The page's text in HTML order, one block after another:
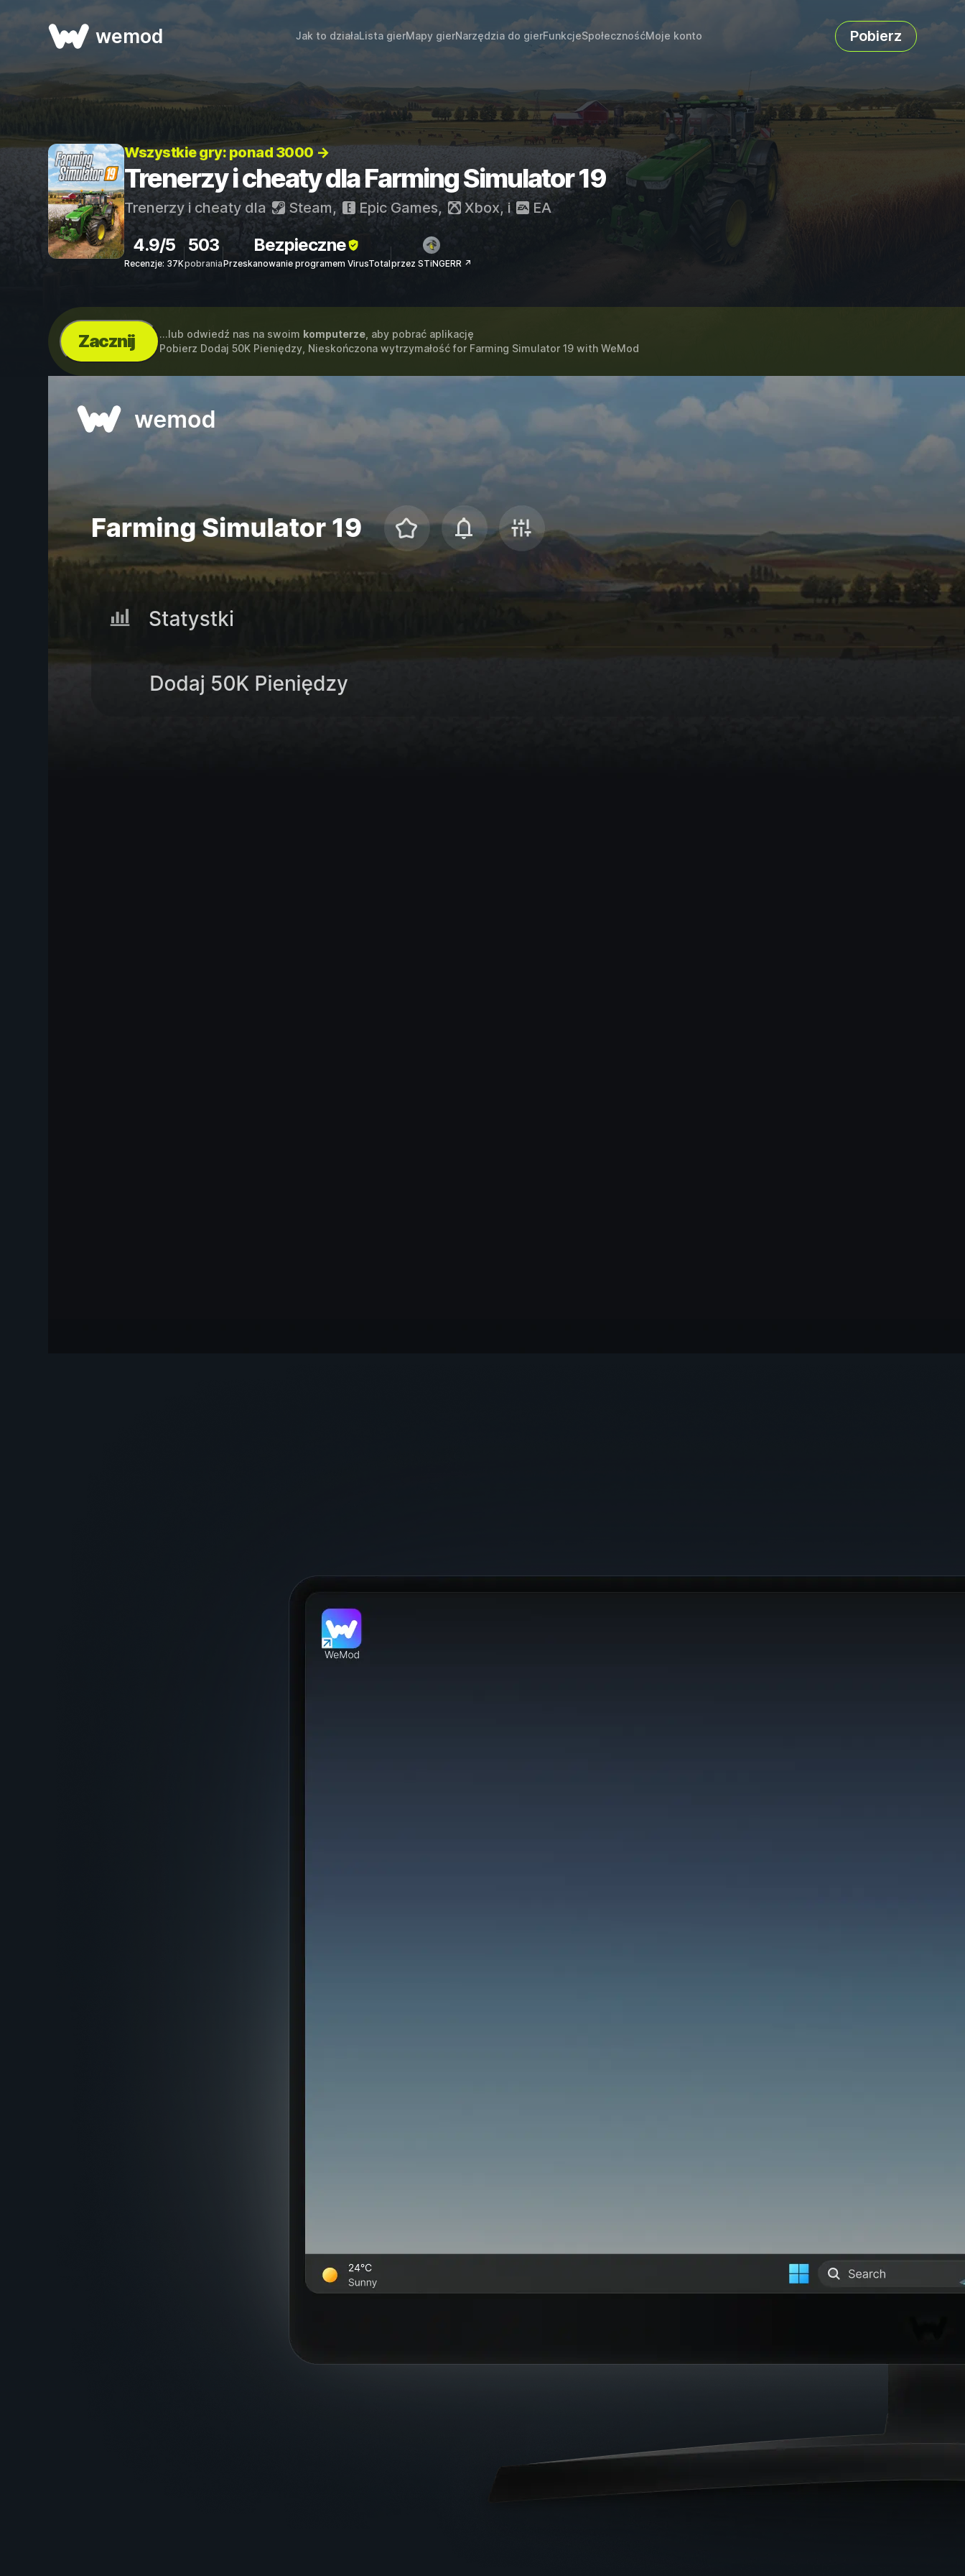
wemod Jak to działaLista gierMapy gierNarzędzia do gierFunkcjeSpołecznośćMoje konto Pobierz
Wszystkie gry: ponad 3000 →
Trenerzy i cheaty dla Farming Simulator 19
Trenerzy i cheaty dla Steam, Epic Games, Xbox, i EA
4.9/5
Recenzje: 37K
503
pobrania
Bezpieczne
Przeskanowanie programem VirusTotalprzez STiNGERR ↗
Zacznij ...lub odwiedź nas na swoim komputerze, aby pobrać aplikację
Pobierz Dodaj 50K Pieniędzy, Nieskończona wytrzymałość for Farming Simulator 19with WeMod